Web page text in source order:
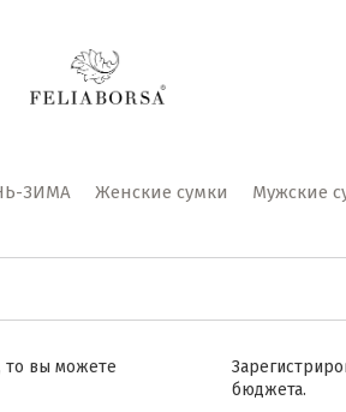
ЗИМА Женские сумки Мужские
то вы можете
бюджета.